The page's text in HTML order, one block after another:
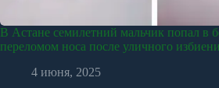
В Астане семилетний мальчик попал в
переломом носа после уличного
4 июня, 2025